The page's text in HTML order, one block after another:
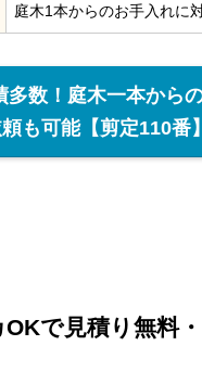
庭木1本からのお手入れに
多数！庭木一本から
も可能【剪定110番】
OKで見積り無料